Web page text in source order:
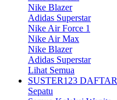
Nike Blazer
Adidas Superstar
Nike Air Force 1
Nike Air Max
Nike Blazer
Adidas Superstar
Lihat Semua
SUSTER123 DAFTAR
Sepatu